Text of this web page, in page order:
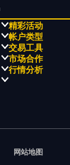
精彩活动
职业高尔夫 x 飘移队
全球高尔夫锦标赛
帐户类型
ECN 账户
STP 账户
账户比较
交易工具
市场合作
行情分析
网站地图